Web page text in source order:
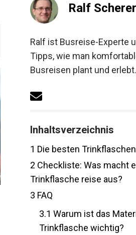
Ralf Scherer
Ralf ist Busreise-Experte
Tipps, wie man
Busreisen plant und erlebt.
Inhaltsverzeichnis
1 Die besten
2 Checkliste: Was macht
Trinkflasche reise aus?
3 FAQ
3.1 Warum ist das
Trinkflasche wichtig?